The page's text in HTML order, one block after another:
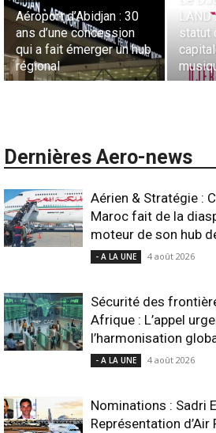
Aéroport d’Abidjan : 30
ans d’une concession
qui a fait émerger un hub
régional
statut
Dernières Aero-news
Aérien & Stratégie :
Maroc fait de la
moteur de son hub
- A LA UNE 4 août 2026
Sécurité des
Afrique : L’appel
l’harmonisation
- A LA UNE 4 août 2026
Nominations : Sadri
Représentation d’Air